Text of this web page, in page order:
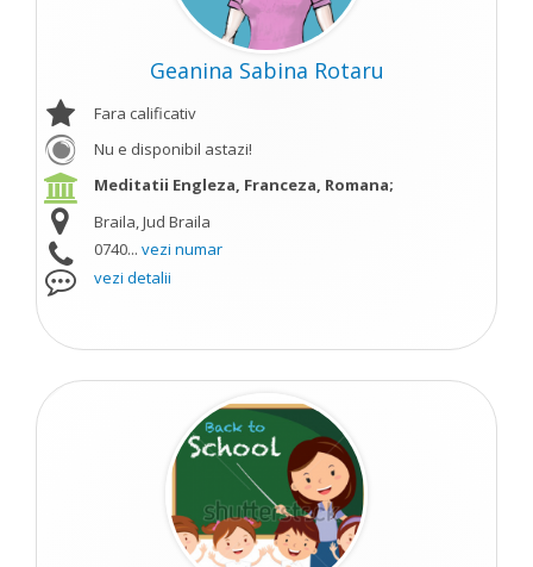
Geanina Sabina Rotaru
Fara calificativ
Nu e disponibil astazi!
Meditatii Engleza, Franceza, Romana;
Braila, Jud Braila
0740... vezi numar
vezi detalii